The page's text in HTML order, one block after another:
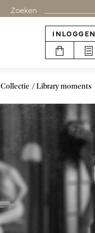
Zoeken
INLOGGEN
Collectie Library moments